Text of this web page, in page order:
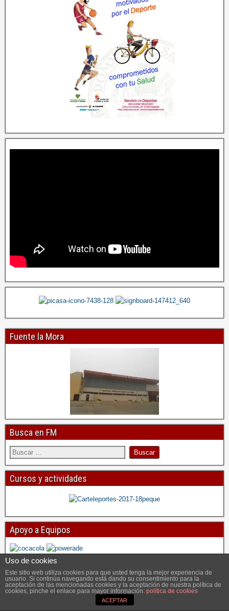
Fuente la Mora
Busca en FM
Cursos y actividades
Apoyo a Equipos
Uso de cookies
Este sitio web utiliza cookies para que usted tenga la mejor experiencia de
usuario. Si continúa navegando está dando su consentimiento para la
aceptación de las mencionadas cookies y la aceptación de nuestra política de
cookies, pinche el enlace para mayor información: política de cookies
ACEPTAR